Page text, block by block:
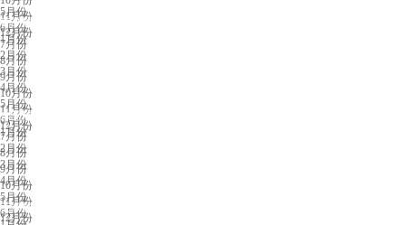
11月份
12月份
5月份
6月份
7月份
8月份
9月份
10月份
11月份
12月份
青岛展会排期
1月份
2月份
3月份
4月份
5月份
6月份
7月份
8月份
9月份
10月份
11月份
12月份
东莞展会排期
1月份
2月份
3月份
4月份
5月份
6月份
天津展会排期